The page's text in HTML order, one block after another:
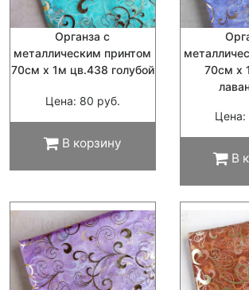
Органза с
металлическим принтом
70см х 1м цв.438 голубой
Цена: 80 руб.
В корзину
70см х
Цена:
В